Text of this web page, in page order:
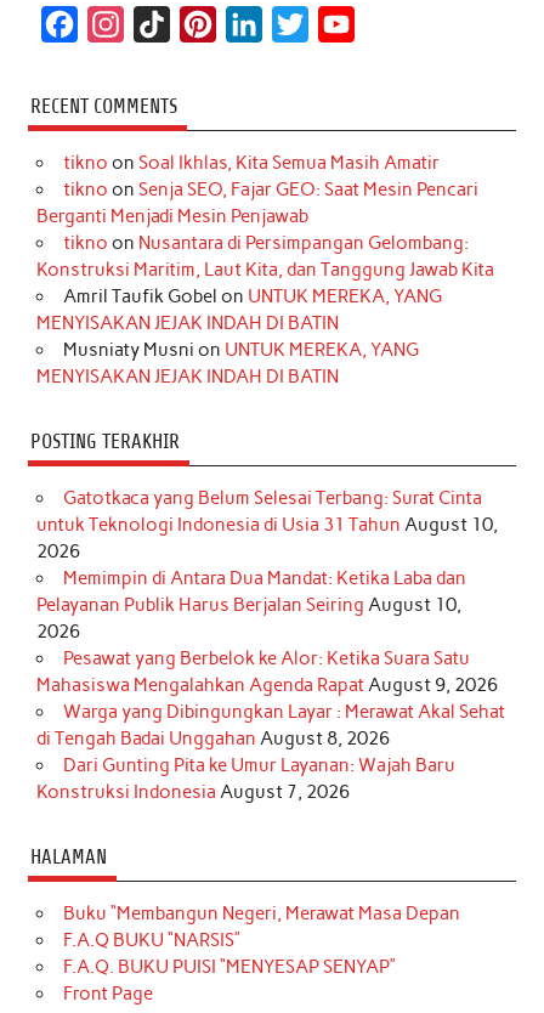
c
e
b
o
k
s
t
a
r
a
m
k
T
o
k
t
e
e
s
t
k
e
d
I
n
t
t
r
T
u
e
RECENT COMMENTS
tikno on Soal Ikhlas, Kita Semua Masih Amatir
tikno on Senja SEO, Fajar GEO: Saat Mesin Pencari
Berganti Menjadi Mesin Penjawab
tikno on Nusantara di Persimpangan Gelombang:
Konstruksi Maritim, Laut Kita, dan Tanggung Jawab Kita
Amril Taufik Gobel on UNTUK MEREKA, YANG
MENYISAKAN JEJAK INDAH DI BATIN
Musniaty Musni on UNTUK MEREKA, YANG
MENYISAKAN JEJAK INDAH DI BATIN
POSTING TERAKHIR
Gatotkaca yang Belum Selesai Terbang: Surat Cinta
untuk Teknologi Indonesia di Usia 31 Tahun August 10,
2026
Memimpin di Antara Dua Mandat: Ketika Laba dan
Pelayanan Publik Harus Berjalan Seiring August 10,
2026
Pesawat yang Berbelok ke Alor: Ketika Suara Satu
Mahasiswa Mengalahkan Agenda RapatAugust 9, 2026
Warga yang Dibingungkan Layar : Merawat Akal Sehat
di Tengah Badai Unggahan August 8, 2026
Dari Gunting Pita ke Umur Layanan: Wajah Baru
Konstruksi Indonesia August 7, 2026
HALAMAN
Buku “Membangun Negeri, Merawat Masa Depan
F.A.Q BUKU “NARSIS”
F.A.Q. BUKU PUISI “MENYESAP SENYAP”
Front Page